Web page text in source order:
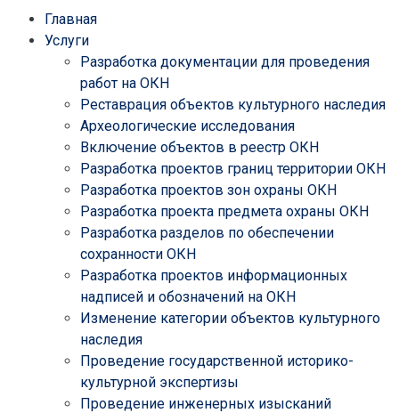
Главная
Услуги
Разработка документации для проведения
работ на ОКН
Реставрация объектов культурного наследия
Археологические исследования
Включение объектов в реестр ОКН
Разработка проектов границ территории ОКН
Разработка проектов зон охраны ОКН
Разработка проекта предмета охраны ОКН
Разработка разделов по обеспечении
сохранности ОКН
Разработка проектов информационных
надписей и обозначений на ОКН
Изменение категории объектов культурного
наследия
Проведение государственной историко-
культурной экспертизы
Проведение инженерных изысканий